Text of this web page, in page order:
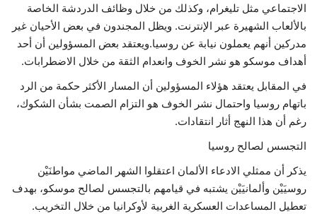
الاجتماعي مثل تليغرام، وكذلك من خلال وظائف الدردشة الخاصة
بالألعاب الشهيرة عبر الإنترنت. ويظل المجندون في بعض الأحيان غير
مدركين أنهم يعملون نيابة عن روسيا.ويعتقد بعض المسؤولين أن أحد
أهداف موسكو هو نشر الخوف وانعدام الثقة من خلال الاضطرابات.
في المقابل يعتقد هؤلاء المسؤولين أن المسار الأكثر حكمة من الرد
باتهام روسيا واحتمال نشر الخوف هو التزام الصمت بشأن الشكوك،
رغم أن هذا النهج أثار انتقادات.
التجسس لصالح روسيا
يذكر أن ممثلي الادعاء الألمان اعتقلوا الشهر الماضي مواطنَيْن
روسيَيْن وألمانيَيْن يشتبه في قيامهم بالتجسس لصالح موسكو، بهدف
تعطيل المساعدات العسكرية الغربية لأوكرانيا من خلال التخريب.